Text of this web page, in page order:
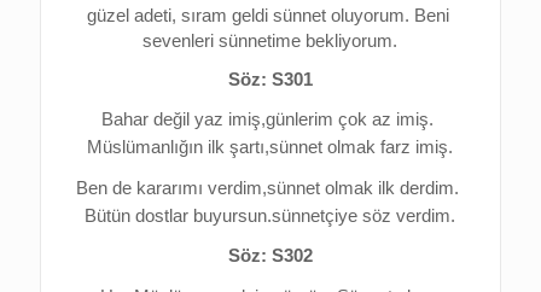
güzel adeti, sıram geldi sünnet oluyorum. Beni
sevenleri sünnetime bekliyorum.
Söz: S301
Bahar değil yaz imiş,g
Müslümanlığın ilk şartı,sünnet olmak farz imiş.
Ben de kararımı verdim,s
Bütün dostlar buyursun.sünnetçiye söz verdim.
Söz: S302